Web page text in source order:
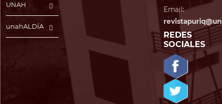
UNAH
unahALDÍA
Email:
REDES
SOCIALES